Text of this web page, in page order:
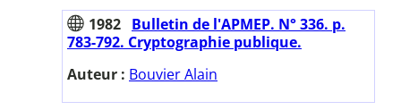
1982 Bulletin de l'APMEP. N° 336. p.
783-792. Cryptographie publique.
Auteur : Bouvier Alain